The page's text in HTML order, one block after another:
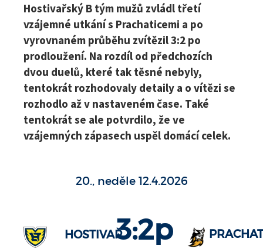
Hostivařský B tým mužů zvládl třetí
vzájemné utkání s Prachaticemi a po
vyrovnaném průběhu zvítězil 3:2 po
prodloužení. Na rozdíl od předchozích
dvou duelů, které tak těsné nebyly,
tentokrát rozhodovaly detaily a o vítězi se
rozhodlo až v nastaveném čase. Také
tentokrát se ale potvrdilo, že ve
vzájemných zápasech uspěl domácí celek.
20., neděle 12.4.2026
HOSTIVAŘ3:2p